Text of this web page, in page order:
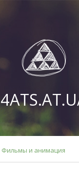
Фильмы и анимация